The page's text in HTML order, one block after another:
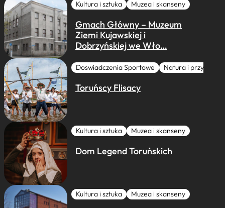
Kultura i sztuka Muzea i skanseny
Gmach Główny – Muzeum
Ziemi Kujawskiej i
Dobrzyńskiej we Wło…
Doswiadczenia Sportowe Natura i przygoda
Toruńscy Flisacy
Kultura i sztuka Muzea i skanseny
Dom Legend Toruńskich
Kultura i sztuka Muzea i skanseny